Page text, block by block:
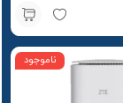
ناموجود